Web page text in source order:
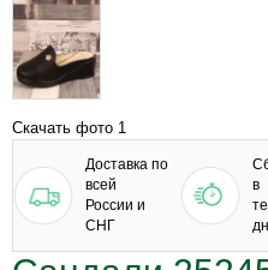
Скачать фото 1
Доставка по
всей
России и
СНГ
в